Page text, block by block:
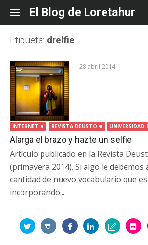
content
El Blog de Loretahur
Etiqueta: drelfie
28 abril 2014
INTERNET REVISTA DEUSTO UNIVERSIDAD
Alarga el brazo y hazte un selfie
Artículo publicado en la Revista
(primavera 2014). Si algo le debemos
cantidad de nuevo vocabulario que
incorporando...